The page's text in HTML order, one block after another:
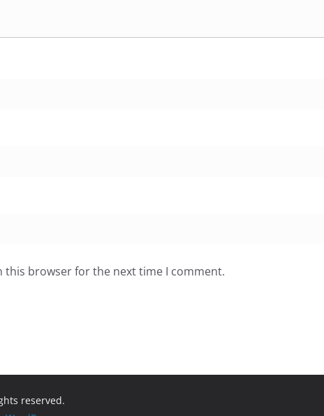
this browser for the next time I comment.
reserved.